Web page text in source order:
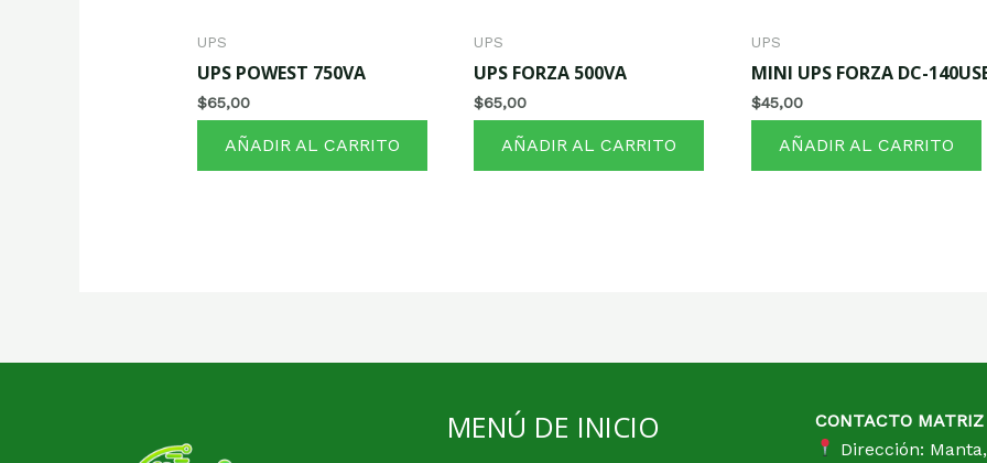
UPS
UPS POWEST 750VA
$65,00
AÑADIR AL CARRITO
UPS
UPS FORZA 500VA
$65,00
AÑADIR AL CARRITO
UPS
MINI UPS FORZA DC-
$45,00
AÑADIR AL CARRITO
MENÚ DE INICIO
CONTACTO MATRIZ
Dirección: Manta,